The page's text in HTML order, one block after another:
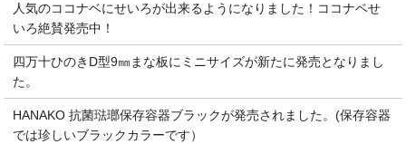
人気のココナベにせいろが出来るようになりました！ココナベせ
いろ絶賛発売中！
四万十ひのきD型9㎜まな板にミニサイズが新たに発売となりまし
た。
HANAKO 抗菌琺瑯保存容器ブラックが発売されました。(保存容器
では珍しいブラックカラーです）